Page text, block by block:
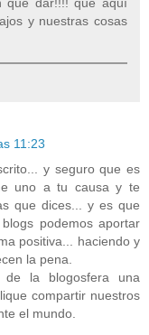
que dar!!!! que aquí
y nuestras cosas
11:23
y seguro que es
uno a tu causa y te
que dices... y es que
podemos aportar
positiva... haciendo y
la pena.
de la blogosfera una
compartir nuestros
el mundo.